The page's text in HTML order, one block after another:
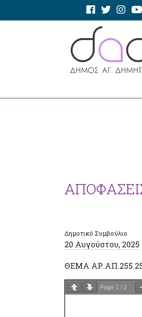
Δημοτικό Συμβούλιο
20 Αυγούστου, 2025
ΘΕΜΑ
Page 1 / 2